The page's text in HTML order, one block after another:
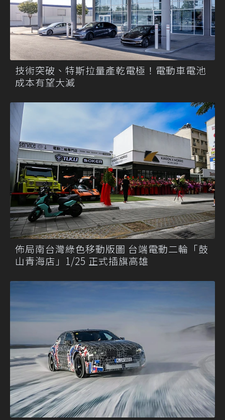
技術突破、特斯拉量產乾電極！電動車電池
成本有望大減
佈局南台灣綠色移動版圖 台端電動二輪「鼓
山青海店」1/25 正式插旗高雄